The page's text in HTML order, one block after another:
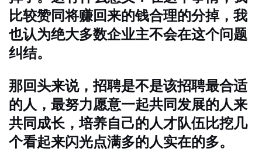
比较赞同将赚回来的钱合理的分掉，我
也认为绝大多数企业主不会在这个问题
纠结。
那回头来说，招聘是不是该招聘最合适
的人，最努力愿意一起共同发展的人来
共同成长，培养自己的人才队伍比挖几
个看起来闪光点满多的人实在的多。